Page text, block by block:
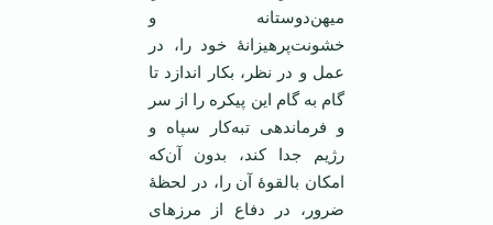
میهن‌دوستانه و
خشونت‌پرهیزانۀ خود را، در
عمل و در نظر، بکار اندازد تا
گام به گام این پیکره را از سر
و فرماندهی تبه‌کار سپاه و
رژیم جدا کند، بدون آن‌که
امکان بالقوۀ آن را، در لحظۀ
ضرور، در دفاع از مرزهای